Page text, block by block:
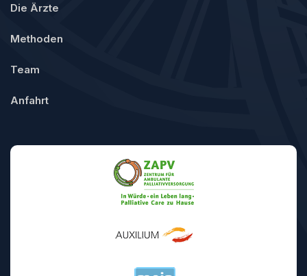
Die Ärzte
Methoden
Team
Anfahrt